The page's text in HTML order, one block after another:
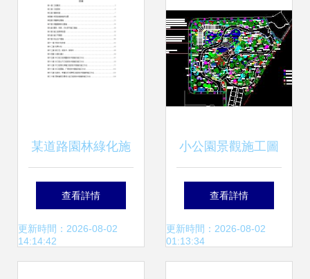
某道路園林綠化施
工組織設計方案
查看詳情
更新時間：2026-08-02
14:14:42
小公園景觀施工圖
免費下載及園林綠
化工程設計施工全
查看詳情
更新時間：2026-08-02
01:13:34